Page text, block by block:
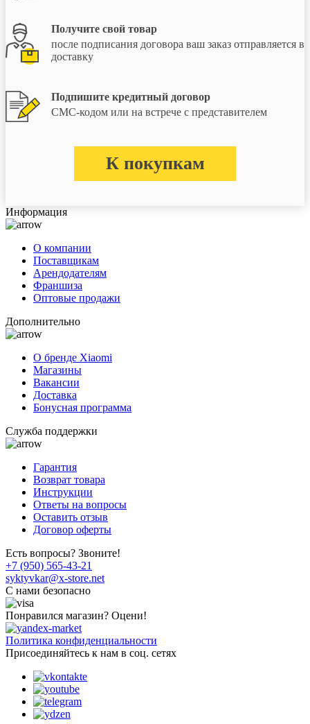
Получите свой товар
после подписания договора ваш заказ отправляется в
доставку
Подпишите кредитный договор
СМС-кодом или на встрече с представителем
К покупкам
Информация
О компании
Поставщикам
Арендодателям
Франшиза
Оптовые продажи
Дополнительно
О бренде Xiaomi
Магазины
Вакансии
Доставка
Бонусная программа
Служба поддержки
Гарантия
Возврат товара
Инструкции
Ответы на вопросы
Оставить отзыв
Договор оферты
Есть вопросы? Звоните!
+7 (950) 565-43-21
syktyvkar@x-store.net
C нами безопасно
Понравился магазин? Оцени!
Политика конфиденциальности
Присоединяйтесь к нам в соц. сетях